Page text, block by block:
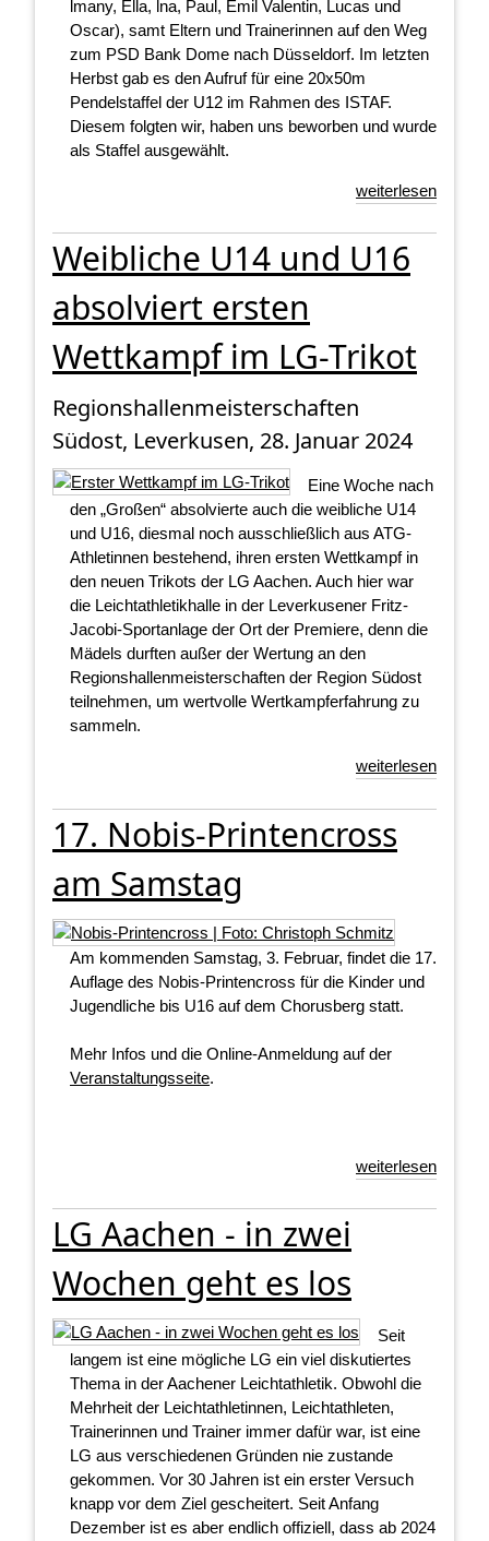
lmany, Ella, lna, Paul, Emil Valentin, Lucas und
Oscar), samt Eltern und Trainerinnen auf den Weg
zum PSD Bank Dome nach Düsseldorf. Im letzten
Herbst gab es den Aufruf für eine 20x50m
Pendelstaffel der U12 im Rahmen des ISTAF.
Diesem folgten wir, haben uns beworben und wurde
als Staffel ausgewählt.
weiterlesen
Weibliche U14 und U16
absolviert ersten
Wettkampf im LG-Trikot
Regionshallenmeisterschaften
Südost, Leverkusen, 28. Januar 2024
Eine Woche nach
den „Großen“ absolvierte auch die weibliche U14
und U16, diesmal noch ausschließlich aus ATG-
Athletinnen bestehend, ihren ersten Wettkampf in
den neuen Trikots der LG Aachen. Auch hier war
die Leichtathletikhalle in der Leverkusener Fritz-
Jacobi-Sportanlage der Ort der Premiere, denn die
Mädels durften außer der Wertung an den
Regionshallenmeisterschaften der Region Südost
teilnehmen, um wertvolle Wertkampferfahrung zu
sammeln.
weiterlesen
17. Nobis-Printencross
am Samstag
Am kommenden Samstag, 3. Februar, findet die 17.
Auflage des Nobis-Printencross für die Kinder und
Jugendliche bis U16 auf dem Chorusberg statt.
Mehr Infos und die Online-Anmeldung auf der
Veranstaltungsseite.
weiterlesen
LG Aachen - in zwei
Wochen geht es los
Seit
langem ist eine mögliche LG ein viel diskutiertes
Thema in der Aachener Leichtathletik. Obwohl die
Mehrheit der Leichtathletinnen, Leichtathleten,
Trainerinnen und Trainer immer dafür war, ist eine
LG aus verschiedenen Gründen nie zustande
gekommen. Vor 30 Jahren ist ein erster Versuch
knapp vor dem Ziel gescheitert. Seit Anfang
Dezember ist es aber endlich offiziell, dass ab 2024